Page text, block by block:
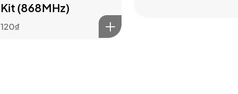
Kit (868MHz)
120₫